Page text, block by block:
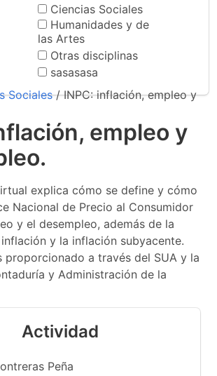
Ciencias Sociales
Humanidades y de
las Artes
Otras disciplinas
sasasasa
Sociales/ INPC: inflación, empleo y
empleo y
explica cómo se define y cómo
Nacional de Precio al Consumidor
y el desempleo, además de la
y la inflación subyacente.
proporcionado a través del SUA y la
y Administración de la
Actividad
Peña